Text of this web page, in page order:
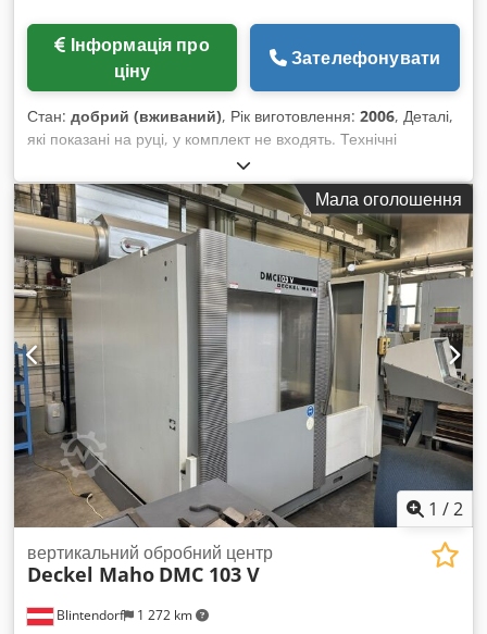
ціну
Зателефонувати
Стан: добрий (вживаний), Рік виготовлення: 2006, Деталі,
які показані на руці, у комплект не входять. Технічні
характеристики вказані на фото. Csdpjzk Iw Aefx Agforf
Мала оголошення
1 /2
Blintendorf 1 272 km
вертикальний обробний центр
Deckel Maho DMC 103 V